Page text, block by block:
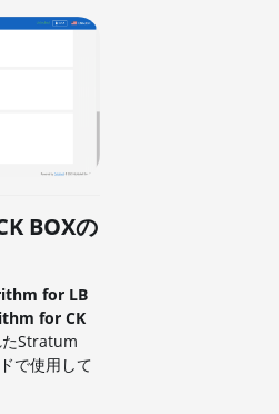
BOXの
for LB
for CK
たStratum
で使用して